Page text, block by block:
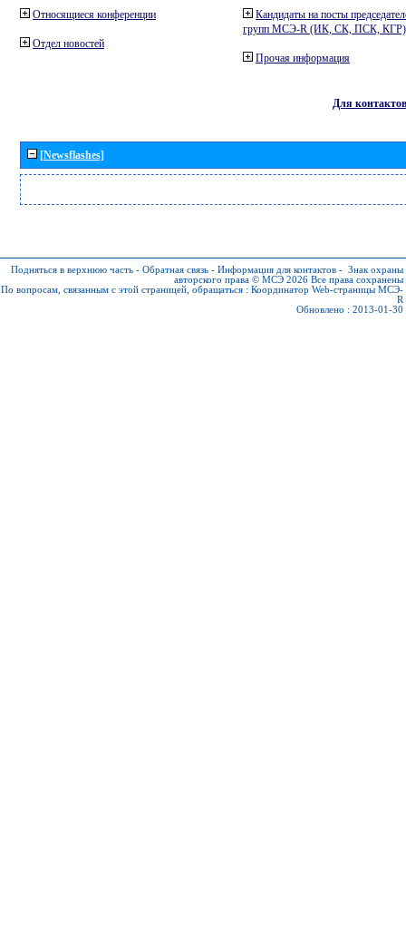
Относящиеся конференции
Отдел новостей
Кандидаты на посты
групп МСЭ-R (ИК, СК, ПСК, КГР)
Прочая информация
Для контактов
[Newsflashes]
Подняться в верхнюю часть - Обратная связь - Информация для контактов - Знак охраны
авторского права © МСЭ 2026 Все права сохранены
По вопросам, связанным с этой страницей, обращаться : Координатор Web-страницы МСЭ-
R
Обновлено : 2013-01-30